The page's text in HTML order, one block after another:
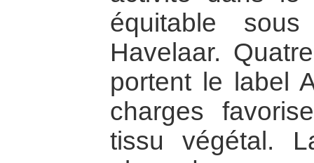
équitable
Havelaar.
portent le label
charges
tissu végétal.